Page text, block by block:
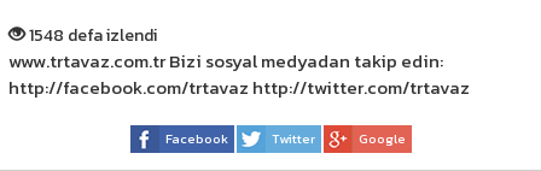
1548 defa izlendi
www.trtavaz.com.tr Bizi sosyal medyadan takip edin:
http://facebook.com/trtavaz http://twitter.com/trtavaz
Facebook Twitter Google